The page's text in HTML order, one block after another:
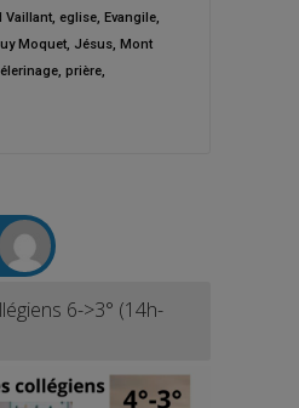
Vaillant, eglise, Evangile,
Moquet, Jésus, Mont
, prière,
6->3° (14h-